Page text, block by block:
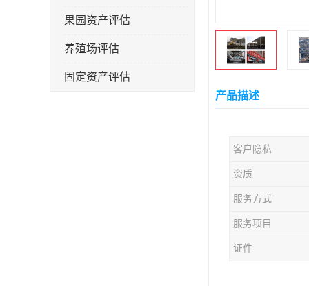
果园资产评估
养殖场评估
固定资产评估
产品描述
客户隐私
资质
服务方式
服务项目
证件